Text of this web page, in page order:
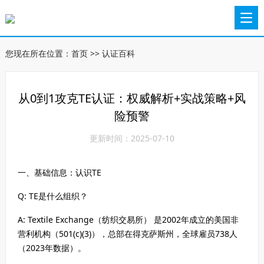
您现在所在位置： 首页>> 认证百科
从0到1攻克TE认证：权威解析+实战策略+风
险预警
更新时间：2025-07-10
一、基础信息：认识TE
Q: TE是什么组织？
A: Textile Exchange（纺织交易所） 是2002年成立的美国非
营利机构（501(c)(3)），总部在得克萨斯州，全球雇员738人
（2023年数据）。